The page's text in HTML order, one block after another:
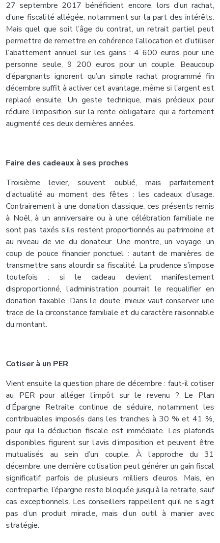
27 septembre 2017 bénéficient encore, lors d’un rachat,
d’une fiscalité allégée, notamment sur la part des intérêts.
Mais quel que soit l’âge du contrat, un retrait partiel peut
permettre de remettre en cohérence l’allocation et d’utiliser
l’abattement annuel sur les gains : 4 600 euros pour une
personne seule, 9 200 euros pour un couple. Beaucoup
d’épargnants ignorent qu’un simple rachat programmé fin
décembre suffit à activer cet avantage, même si l’argent est
replacé ensuite. Un geste technique, mais précieux pour
réduire l’imposition sur la rente obligataire qui a fortement
augmenté ces deux dernières années.
Faire des cadeaux à ses proches
Troisième levier, souvent oublié, mais parfaitement
d’actualité au moment des fêtes : les cadeaux d’usage.
Contrairement à une donation classique, ces présents remis
à Noël, à un anniversaire ou à une célébration familiale ne
sont pas taxés s’ils restent proportionnés au patrimoine et
au niveau de vie du donateur. Une montre, un voyage, un
coup de pouce financier ponctuel : autant de manières de
transmettre sans alourdir sa fiscalité. La prudence s’impose
toutefois : si le cadeau devient manifestement
disproportionné, l’administration pourrait le requalifier en
donation taxable. Dans le doute, mieux vaut conserver une
trace de la circonstance familiale et du caractère raisonnable
du montant.
Cotiser à un PER
Vient ensuite la question phare de décembre : faut-il cotiser
au PER pour alléger l’impôt sur le revenu ? Le Plan
d’Épargne Retraite continue de séduire, notamment les
contribuables imposés dans les tranches à 30 % et 41 %,
pour qui la déduction fiscale est immédiate. Les plafonds
disponibles figurent sur l’avis d’imposition et peuvent être
mutualisés au sein d’un couple. À l’approche du 31
décembre, une dernière cotisation peut générer un gain fiscal
significatif, parfois de plusieurs milliers d’euros. Mais, en
contrepartie, l’épargne reste bloquée jusqu’à la retraite, sauf
cas exceptionnels. Les conseillers rappellent qu’il ne s’agit
pas d’un produit miracle, mais d’un outil à manier avec
stratégie.